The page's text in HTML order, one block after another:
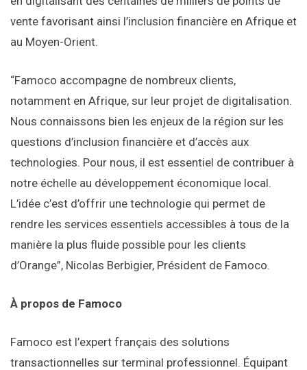
vente favorisant ainsi l’inclusion financière en Afrique et
au Moyen-Orient.
“Famoco accompagne de nombreux clients,
notamment en Afrique, sur leur projet de digitalisation.
Nous connaissons bien les enjeux de la région sur les
questions d’inclusion financière et d’accès aux
technologies. Pour nous, il est essentiel de contribuer à
notre échelle au développement économique local.
L’idée c’est d’offrir une technologie qui permet de
rendre les services essentiels accessibles à tous de la
manière la plus fluide possible pour les clients
d’Orange”, Nicolas Berbigier, Président de Famoco.
À propos de Famoco
Famoco est l’expert français des solutions
transactionnelles sur terminal professionnel. Équipant